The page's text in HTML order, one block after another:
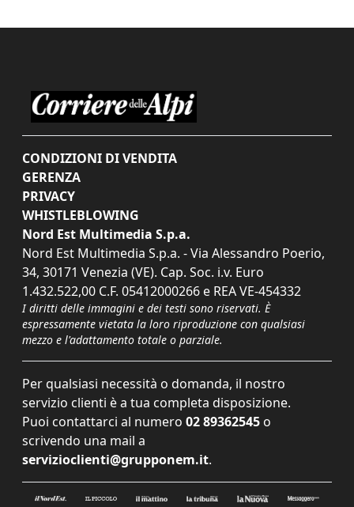
CONDIZIONI DI VENDITA
GERENZA
PRIVACY
WHISTLEBLOWING
Nord Est Multimedia S.p.a.
Nord Est Multimedia S.p.a. - Via Alessandro Poerio,
34, 30171 Venezia (VE). Cap. Soc. i.v. Euro
1.432.522,00 C.F. 05412000266 e REA VE-454332
I diritti delle immagini e dei testi sono riservati. È
espressamente vietata la loro riproduzione con qualsiasi
mezzo e l'adattamento totale o parziale.
Per qualsiasi necessità o domanda, il nostro
servizio clienti è a tua completa disposizione.
Puoi contattarci al numero 02 89362545 o
scrivendo una mail a
servizioclienti@grupponem.it.